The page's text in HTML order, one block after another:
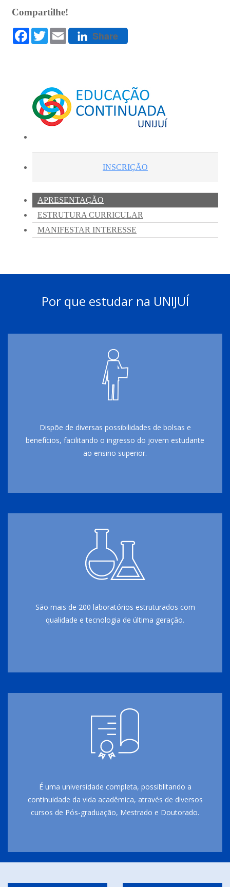
Por que estudar na UNIJUÍ
Dispõe de diversas possibilidades de bolsas e
benefícios, facilitando o ingresso do jovem estudante
ao ensino superior.
São mais de 200 laboratórios estruturados com
qualidade e tecnologia de última geração.
É uma universidade completa, possiblitando a
continuidade da vida acadêmica, através de diversos
cursos de Pós-graduação, Mestrado e Doutorado.